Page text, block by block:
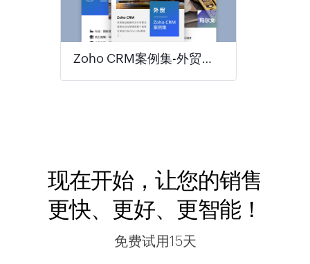
Zoho CRM案例集-外贸行业
现在开始，让您的销售
更快、更好、更智能！
免费试用15天